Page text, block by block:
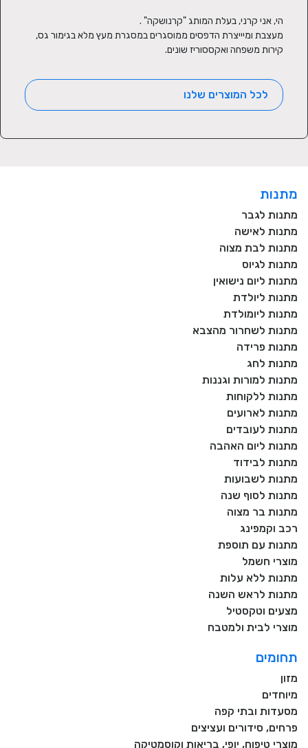
קירות משפחה ואקססוריז שונים.
לכל המוצרים שלנו
מתנות
מתנות לגבר
מתנות לאישה
מתנות לבת מצוה
מתנות לגיוס
מתנות ליום נישואין
מתנות ליולדת
מתנות ליומולדת
מתנות לשחרור מהצבא
מתנות פרידה
מתנות לחג
מתנות למורות וגננות
מתנות ללקוחות
מתנות לארועים
מתנות לעובדים
מתנות ליום האהבה
מתנות לבידוד
מתנות לשבועות
מתנות לסוף שנה
מתנות בר מצוה
רכב וקמפינג
מתנות עם תוספת
מוצרי חשמל
מתנות ללא עלות
מתנות לראש השנה
מצעים וטקסטיל
מוצרי לבית ולמטבח
תחומים
מזון
מיוחדים
מסעדות ובתי קפה
פרחים, סידורים ועציצים
מוצרי טיפוח, יופי, בריאות וקוסמטיקה